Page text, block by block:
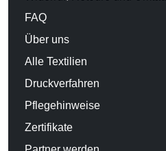
FAQ
Über uns
Alle Textilien
Druckverfahren
Pflegehinweise
Zertifikate